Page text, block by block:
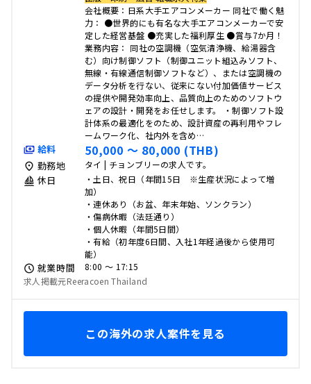
会社概要：日系大手エアコンメーカー 同社で働く魅
力： ●世界的にも有名な大手エアコンメーカーで安
定した経営基盤 ●充実した福利厚生 ●賞与7か月！
業務内容： 同社の空調機（空気清浄機、給湯器含
む）向け制御ソフト（制御ユニット組込みソフト、
無線・有線通信制御ソフトなど）、または空調機の
データ分析を行ない、従来にない付加価値サービス
の提供や開発効率向上、品質向上のためのソフトウ
ェアの設計・開発をお任せします。 ・制御ソフト設
計体系の最適化をのため、設計資産の再利用やフレ
ームワーク化、社内外を含め…
給料 50,000 〜 80,000 (THB)
勤務地 タイ | チョンブリーの求人です。
休日
・土日、祝日（年間15日 ※生産状況によって増
加）
・連休あり（お盆、年末年始、ソンクラン）
・傷病休暇（法廷通り）
・個人休暇（年間5日間）
・有給（初年度6日間、入社1年経過後から使用可
能）
就業時間
8:00 〜 17:15
求人掲載元Reeracoen Thailand
この海外の求人案件を見る